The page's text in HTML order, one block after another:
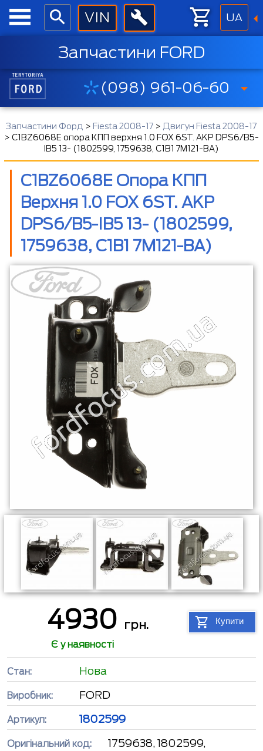
UA
Запчастини FORD
(098) 961-06-60
Запчастини Форд > Fiesta 2008-17 > Двигун Fiesta 2008-17
> C1BZ6068E опора КПП верхня 1.0 FOX 6ST. AKP DPS6/B5-
IB5 13- (1802599, 1759638, C1B1 7M121-BA)
C1BZ6068E Опора КПП
Верхня 1.0 FOX 6ST. AKP
DPS6/B5-IB5 13- (1802599,
1759638, C1B1 7M121-BA)
4930 грн. Купити
Є у наявності
Стан: Нова
Виробник: FORD
Артикул: 1802599
Оригінальний код:
1759638, 1802599,